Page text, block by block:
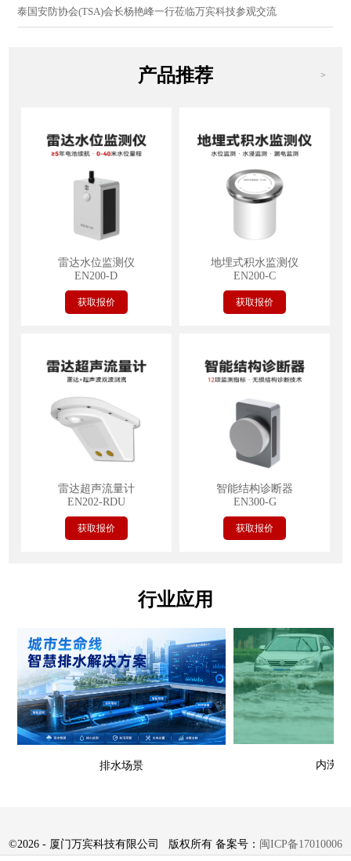
泰国安防协会(TSA)会长杨艳峰一行莅临万宾科技参观交流
产品推荐 >
雷达水位监测仪
EN200-D
获取报价
地埋式积水监测仪
EN200-C
获取报价
雷达超声流量计
EN202-RDU
获取报价
智能结构诊断器
EN300-G
获取报价
行业应用
排水场景 内涝场
©2026 - 厦门万宾科技有限公司 版权所有 备案号： 闽ICP备17010006